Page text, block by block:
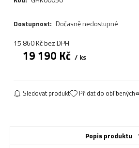
Dostupnost: Dočasně nedostupné
15 860Kčbez DPH
19 190 Kč ks
Sledovat produkt Přidat do oblíbených
Popis produktu